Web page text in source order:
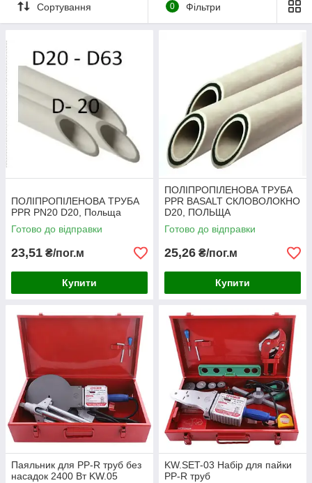
Сортування 0 Фільтри
ПОЛІПРОПІЛЕНОВА ТРУБА
PPR PN20 D20, Польща
Готово до відправки
23,51 ₴/пог.м
Купити
ПОЛІПРОПІЛЕНОВА ТРУБА
PPR BASALT СКЛОВОЛОКНО
D20, ПОЛЬЩА
Готово до відправки
25,26 ₴/пог.м
Купити
Паяльник для PP-R труб без
насадок 2400 Вт KW.05
KW.SET-03 Набір для пайки
PP-R труб